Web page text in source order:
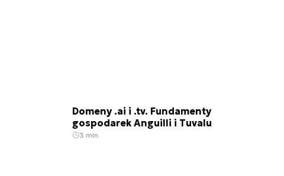
Domeny .ai i .tv. Fundamenty
gospodarek Anguilli i Tuvalu
3 min.